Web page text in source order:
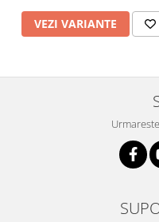
VEZI VARIANTE